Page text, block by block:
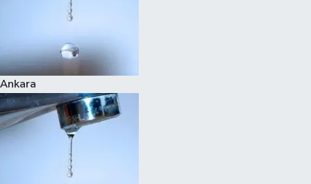
Ankara